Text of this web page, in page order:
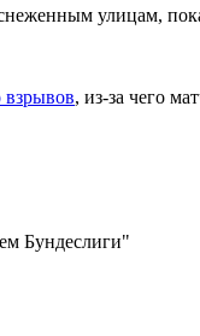
улицам, пока
взрывов, из-за чего
Бундеслиги"